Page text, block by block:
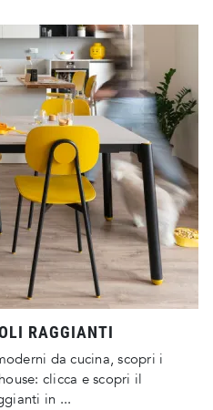
RAGGIANTI
da cucina, scopri i
clicca e scopri il
in ...